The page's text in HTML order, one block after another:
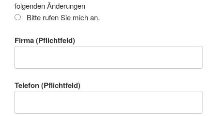
folgenden Änderungen
Bitte rufen Sie mich an.
Firma (Pflichtfeld)
Telefon (Pflichtfeld)